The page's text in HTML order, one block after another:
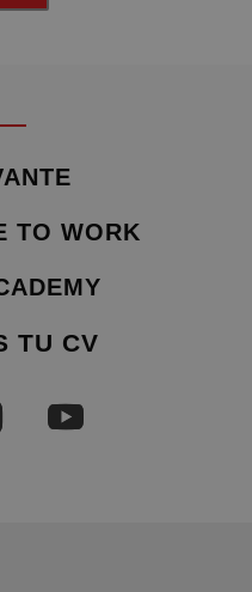
TO WORK
TU CV